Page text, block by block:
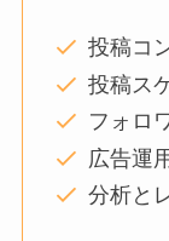
投稿コ
投稿ス
フォロ
広告運
分析と